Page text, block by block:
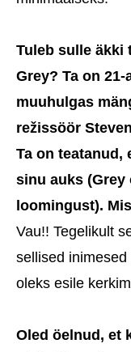
Tuleb sulle äkki
Grey? Ta on
muuhulgas
režissöör
Ta on teatanud,
sinu auks (Grey
loomingust).
Vau!! Tegelikult
sellised
oleks esile
Oled öelnud, et